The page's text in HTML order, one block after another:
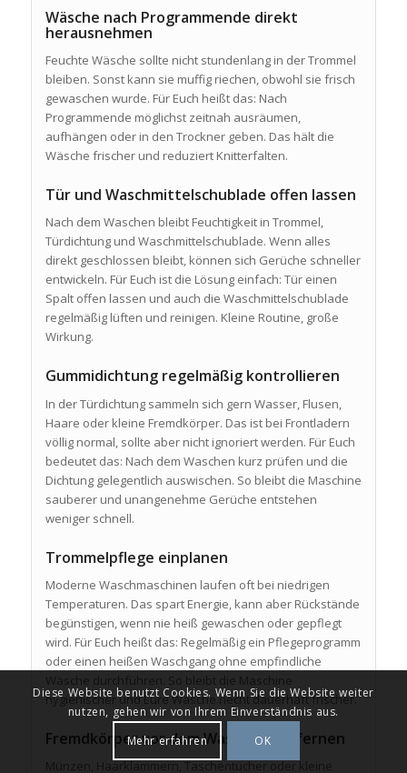
Wäsche nach Programmende direkt
herausnehmen
Feuchte Wäsche sollte nicht stundenlang in der Trommel
bleiben. Sonst kann sie muffig riechen, obwohl sie frisch
gewaschen wurde. Für Euch heißt das: Nach
Programmende möglichst zeitnah ausräumen,
aufhängen oder in den Trockner geben. Das hält die
Wäsche frischer und reduziert Knitterfalten.
Tür und Waschmittelschublade offen lassen
Nach dem Waschen bleibt Feuchtigkeit in Trommel,
Türdichtung und Waschmittelschublade. Wenn alles
direkt geschlossen bleibt, können sich Gerüche schneller
entwickeln. Für Euch ist die Lösung einfach: Tür einen
Spalt offen lassen und auch die Waschmittelschublade
regelmäßig lüften und reinigen. Kleine Routine, große
Wirkung.
Gummidichtung regelmäßig kontrollieren
In der Türdichtung sammeln sich gern Wasser, Flusen,
Haare oder kleine Fremdkörper. Das ist bei Frontladern
völlig normal, sollte aber nicht ignoriert werden. Für Euch
bedeutet das: Nach dem Waschen kurz prüfen und die
Dichtung gelegentlich auswischen. So bleibt die Maschine
sauberer und unangenehme Gerüche entstehen
weniger schnell.
Trommelpflege einplanen
Moderne Waschmaschinen laufen oft bei niedrigen
Temperaturen. Das spart Energie, kann aber Rückstände
begünstigen, wenn nie heiß gewaschen oder gepflegt
wird. Für Euch heißt das: Regelmäßig ein Pflegeprogramm
oder einen heißen Waschgang ohne empfindliche
hygienischer und Eure Wäsche riecht dauerhaft frischer.
Fremdkörper vor dem Waschen entfernen
Münzen, Haarklammern, Taschentücher oder kleine
Diese Website benutzt Cookies. Wenn Sie die Website weiter
nutzen, gehen wir von Ihrem Einverständnis aus.
Mehr erfahren
OK